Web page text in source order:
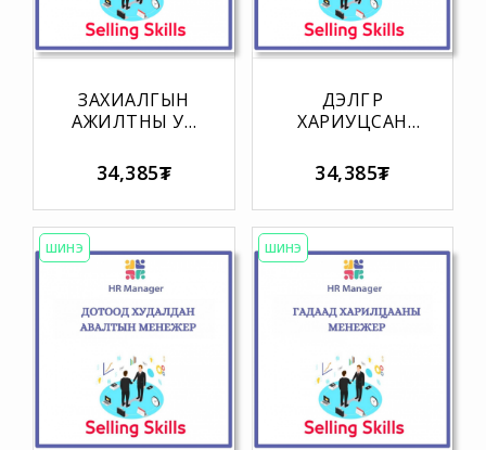
ЗАХИАЛГЫН
АЖИЛТНЫ УР
МАТРИЦ
34,385₮
ДЭЛГҮҮР
ХАРИУЦСАН
УР ЧАДВАРЫН
МАТРИЦ
34,385₮
ШИНЭ ШИНЭ